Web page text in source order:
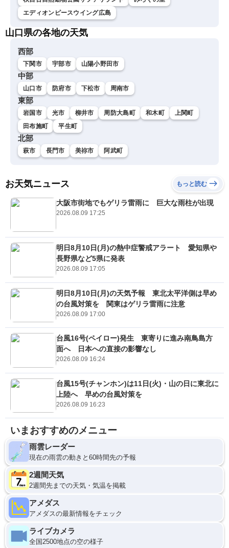
エディオンピースウイング広島
山口県の各地の天気
西部
下関市 宇部市 山陽小野田市
中部
山口市 防府市 下松市 周南市
東部
岩国市 光市 柳井市 周防大島町 和木町
上関町
田布施町
平生町
北部
萩市 長門市 美祢市 阿武町
お天気ニュース もっと読む
大阪市街地でもゲリラ雷雨に 巨大な雨柱が出現
2026.08.09 17:25
明日8月10日(月)の熱中症警戒アラート 愛知県や
長野県など5県に発表
2026.08.09 17:05
明日8月10日(月)の天気予報 東北太平洋側は早め
の台風対策を 関東はゲリラ雷雨に注意
2026.08.09 17:00
台風16号(ペイロー)発生 東寄りに進み南鳥島方
面へ 日本への直接の影響なし
2026.08.09 16:24
台風15号(チャンホン)は11日(火)・山の日に東北に
上陸へ 早めの台風対策を
2026.08.09 16:23
いまおすすめのメニュー
雨雲レーダー
現在の雨雲の動きと60時間先の予報
2週間天気
2週間先までの天気・気温を掲載
アメダス
アメダスの最新情報をチェック
ライブカメラ
全国2500地点の空の様子